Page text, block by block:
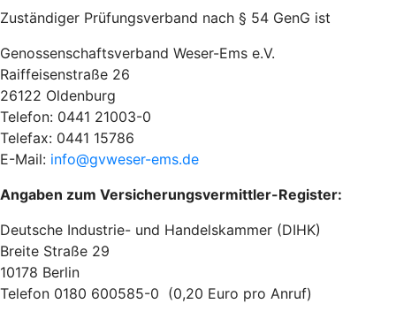
Zuständiger Prüfungsverband nach § 54 GenG ist
Genossenschaftsverband Weser-Ems e.V.
Raiffeisenstraße 26
26122 Oldenburg
Telefon: 0441 21003-0
Telefax: 0441 15786
E-Mail: info@gvweser-ems.de
Angaben zum Versicherungsvermittler-Register:
Deutsche Industrie- und Handelskammer (DIHK)
Breite Straße 29
10178 Berlin
Telefon 0180 600585-0 (0,20 Euro pro Anruf)